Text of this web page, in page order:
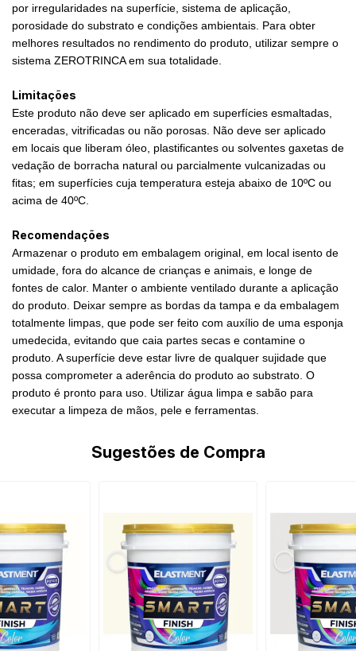
por irregularidades na superfície, sistema de aplicação,
porosidade do substrato e condições ambientais. Para obter
melhores resultados no rendimento do produto, utilizar sempre o
sistema ZEROTRINCA em sua totalidade.
Limitações
Este produto não deve ser aplicado em superfícies esmaltadas,
enceradas, vitrificadas ou não porosas. Não deve ser aplicado
em locais que liberam óleo, plastificantes ou solventes gaxetas de
vedação de borracha natural ou parcialmente vulcanizadas ou
fitas; em superfícies cuja temperatura esteja abaixo de 10ºC ou
acima de 40ºC.
Recomendações
Armazenar o produto em embalagem original, em local isento de
umidade, fora do alcance de crianças e animais, e longe de
fontes de calor. Manter o ambiente ventilado durante a aplicação
do produto. Deixar sempre as bordas da tampa e da embalagem
totalmente limpas, que pode ser feito com auxílio de uma esponja
umedecida, evitando que caia partes secas e contamine o
produto. A superfície deve estar livre de qualquer sujidade que
possa comprometer a aderência do produto ao substrato. O
produto é pronto para uso. Utilizar água limpa e sabão para
executar a limpeza de mãos, pele e ferramentas.
Sugestões de Compra